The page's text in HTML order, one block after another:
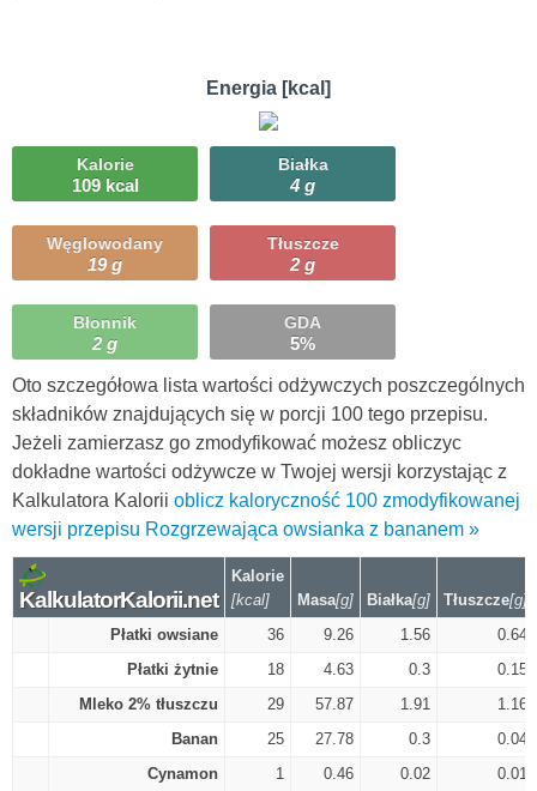
Energia [kcal]
Kalorie
109 kcal
Białka
4 g
Węglowodany
19 g
Tłuszcze
2 g
Błonnik
2 g
GDA
5%
Oto szczegółowa lista wartości odżywczych poszczególnych
składników znajdujących się w porcji 100 tego przepisu.
Jeżeli zamierzasz go zmodyfikować możesz obliczyc
dokładne wartości odżywcze w Twojej wersji korzystając z
Kalkulatora Kalorii oblicz kaloryczność 100 zmodyfikowanej
wersji przepisu Rozgrzewająca owsianka z bananem »
KalkulatorKalorii.net
Kalorie
[kcal]
Masa[g] Białka[g] Tłuszcze[g]
Płatki owsiane
36 9.26 1.56
0.64
Płatki żytnie
18 4.63 0.3
0.15
Mleko 2% tłuszczu
29 57.87 1.91
1.16
Banan
25 27.78 0.3
0.04
Cynamon
1 0.46 0.02 0.01